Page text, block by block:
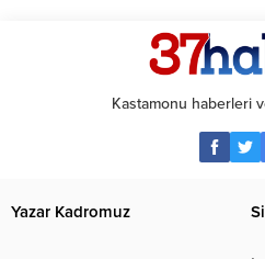
Kastamonu haberleri
Yazar Kadromuz